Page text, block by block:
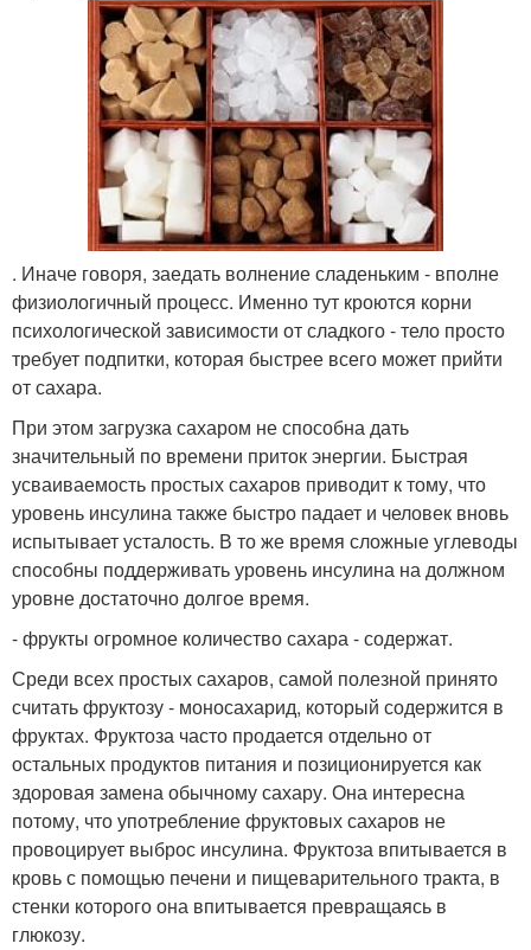
. Иначе говоря, заедать волнение сладеньким - вполне
физиологичный процесс. Именно тут кроются корни
психологической зависимости от сладкого - тело просто
требует подпитки, которая быстрее всего может прийти
от сахара.
При этом загрузка сахаром не способна дать
значительный по времени приток энергии. Быстрая
усваиваемость простых сахаров приводит к тому, что
уровень инсулина также быстро падает и человек вновь
испытывает усталость. В то же время сложные углеводы
способны поддерживать уровень инсулина на должном
уровне достаточно долгое время.
- фрукты огромное количество сахара - содержат.
Среди всех простых сахаров, самой полезной принято
считать фруктозу - моносахарид, который содержится в
фруктах. Фруктоза часто продается отдельно от
остальных продуктов питания и позиционируется как
здоровая замена обычному сахару. Она интересна
потому, что употребление фруктовых сахаров не
провоцирует выброс инсулина. Фруктоза впитывается в
кровь с помощью печени и пищеварительного тракта, в
стенки которого она впитывается превращаясь в
глюкозу.